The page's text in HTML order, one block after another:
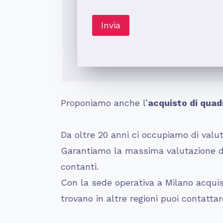
Proponiamo anche l’acquisto di
Da oltre 20 anni ci occupiamo di
Garantiamo la massima valutazione
contanti.
Con la sede operativa a Milano
trovano in altre regioni puoi